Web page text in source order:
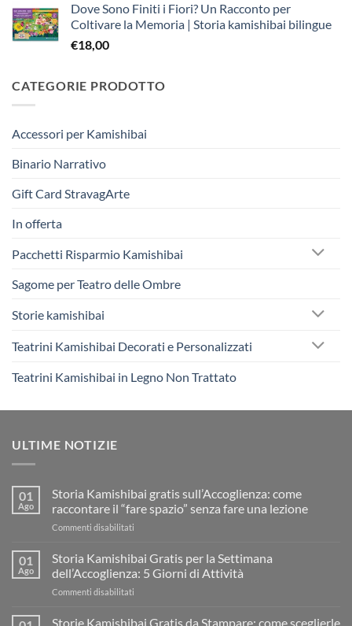
originale
era:
attuale
è:
Dove Sono Finiti i Fiori? Un Racconto per
Coltivare la Memoria | Storia kamishibai bilingue
€18,00
CATEGORIE PRODOTTO
Accessori per Kamishibai
Binario Narrativo
Gift Card StravagArte
In offerta
Pacchetti Risparmio Kamishibai
Sagome per Teatro delle Ombre
Storie kamishibai
Teatrini Kamishibai Decorati e Personalizzati
Teatrini Kamishibai in Legno Non Trattato
ULTIME NOTIZIE
01
Ago
Storia Kamishibai gratis sull’Accoglienza: come
raccontare il “fare spazio” senza fare una lezione
Commenti disabilitati
Kamishibai
gratis
sull’Accoglienza:
il
01
Ago
Storia Kamishibai Gratis per la Settimana
dell’Accoglienza: 5 Giorni di Attività
Commenti disabilitati
Kamishibai
Storie Kamishibai Gratis da Stampare: come sceglierle